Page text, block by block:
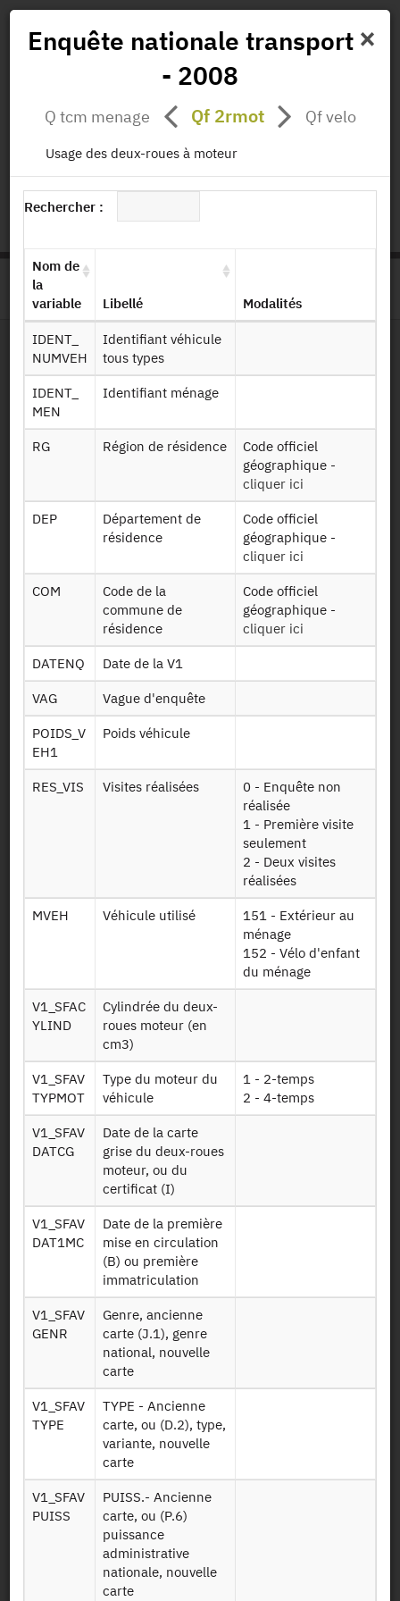
Missions
status.io EN | FR
ACCUEIL
Présentation statistique
Documentation sur la méthodologie
Retour à la source
ENT : Enquête Nationale
Transport - 2007-2008
Autres produits :2007-2008, 1993-1994, 1981-1982
Informations sur
Code pays
Nomenclature
pays
Deploc vls
Déplacement
local et véhicule
K deploc
Mobilité
quotidienne et
locale par
déplacements
K mobilite
Mobilité
quotidienne,
locale et longue
distance, utilité
déplacement
Mobilité à longue
distance
des voyages
détaillés
Mobilité à longue
distance :
voyages des 4
×
Enquête nationale transport
- 2008
Q tcm menage Qf 2rmot Qf velo
Usage des deux-roues à moteur
Rechercher :
Nom de
la
variable
Libellé Modalités
IDENT_
NUMVEH
Identifiant véhicule
tous types
IDENT_
MEN
Identifiant ménage
RG Région de résidence
Code officiel
géographique -
cliquer ici
DEP
Département de
résidence
Code officiel
géographique -
cliquer ici
COM
Code de la
commune de
résidence
Code officiel
géographique -
cliquer ici
DATENQ Date de la V1
VAG Vague d'enquête
POIDS_V
EH1
Poids véhicule
RES_VIS Visites réalisées
0 - Enquête non
réalisée
1 - Première visite
seulement
2 - Deux visites
réalisées
MVEH Véhicule utilisé
151 - Extérieur au
ménage
152 - Vélo d'enfant
du ménage
V1_SFAC
YLIND
Cylindrée du deux-
roues moteur (en
cm3)
V1_SFAV
TYPMOT
Type du moteur du
véhicule
1 - 2-temps
2 - 4-temps
V1_SFAV
DATCG
Date de la carte
grise du deux-roues
moteur, ou du
certificat (I)
V1_SFAV
DAT1MC
Date de la première
mise en circulation
(B) ou première
immatriculation
V1_SFAV
GENR
Genre, ancienne
carte (J.1), genre
national, nouvelle
carte
V1_SFAV
TYPE
TYPE - Ancienne
carte, ou (D.2), type,
variante, nouvelle
carte
V1_SFAV
PUISS
PUISS.- Ancienne
carte, ou (P.6)
puissance
administrative
nationale, nouvelle
carte